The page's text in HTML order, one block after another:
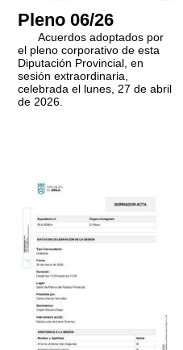
Pleno 06/26
Acuerdos adoptados por
el pleno corporativo de esta
Diputación Provincial, en
sesión extraordinaria,
celebrada el lunes, 27 de abril
de 2026.